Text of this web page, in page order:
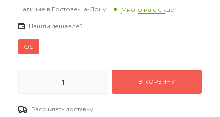
Наличие в Ростове-на-Дону Много на складе
Нашли дешевле?
OS
В КОРЗИНУ
Рассчитать доставку